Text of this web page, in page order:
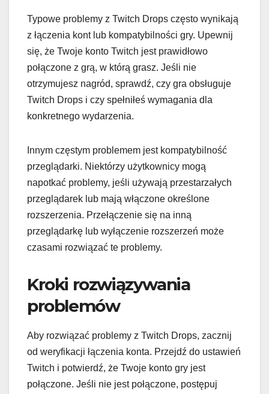
Typowe problemy z Twitch Drops często wynikają
z łączenia kont lub kompatybilności gry. Upewnij
się, że Twoje konto Twitch jest prawidłowo
połączone z grą, w którą grasz. Jeśli nie
otrzymujesz nagród, sprawdź, czy gra obsługuje
Twitch Drops i czy spełniłeś wymagania dla
konkretnego wydarzenia.
Innym częstym problemem jest kompatybilność
przeglądarki. Niektórzy użytkownicy mogą
napotkać problemy, jeśli używają przestarzałych
przeglądarek lub mają włączone określone
rozszerzenia. Przełączenie się na inną
przeglądarkę lub wyłączenie rozszerzeń może
czasami rozwiązać te problemy.
Kroki rozwiązywania
problemów
Aby rozwiązać problemy z Twitch Drops, zacznij
od weryfikacji łączenia konta. Przejdź do ustawień
Twitch i potwierdź, że Twoje konto gry jest
połączone. Jeśli nie jest połączone, postępuj